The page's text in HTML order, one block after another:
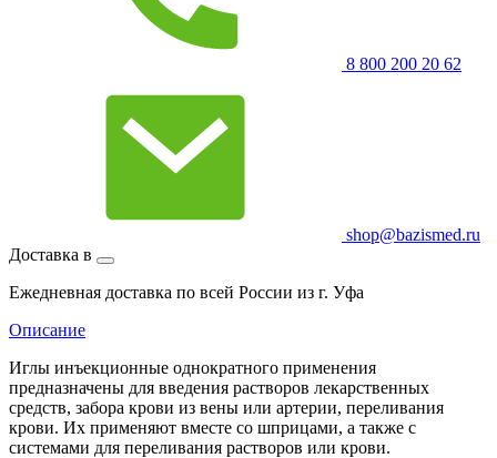
8 800 200 20 62
shop@bazismed.ru
Доставка в
Ежедневная доставка по всей России из г. Уфа
Описание
Иглы инъекционные однократного применения
предназначены для введения растворов лекарственных
средств, забора крови из вены или артерии, переливания
крови. Их применяют вместе со шприцами, а также с
системами для переливания растворов или крови.